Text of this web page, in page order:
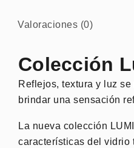
Valoraciones (0)
Colección
Reflejos, textura y luz
brindar una sensación
La nueva colección
características del vidrio